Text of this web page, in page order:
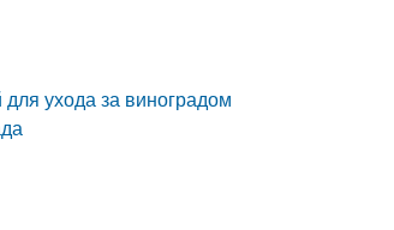
ухода за виноградом